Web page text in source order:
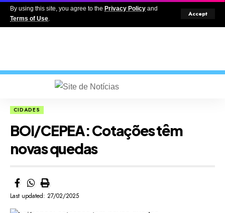
By using this site, you agree to the Privacy Policy and
Terms of Use.
Accept
CIDADES
BOI/CEPEA: Cotações têm
novas quedas
Last updated: 27/02/2025